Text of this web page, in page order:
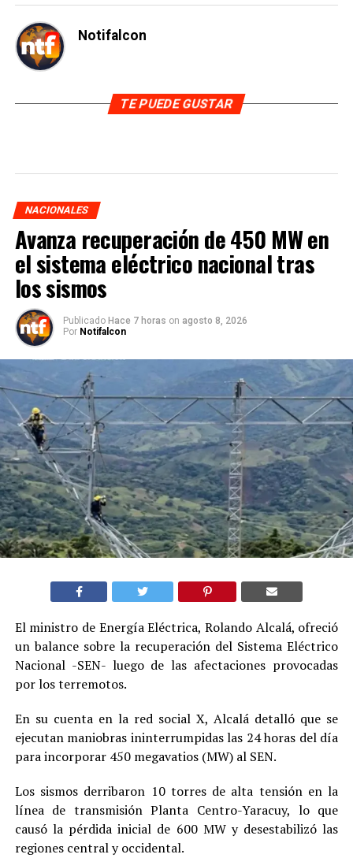
Notifalcon
TE PUEDE GUSTAR
NACIONALES
Avanza recuperación de 450 MW en
el sistema eléctrico nacional tras
los sismos
Publicado Hace 7 horas on agosto 8, 2026
Por Notifalcon
El ministro de Energía Eléctrica, Rolando Alcalá, ofreció
un balance sobre la recuperación del Sistema Eléctrico
Nacional -SEN- luego de las afectaciones provocadas
por los terremotos.
En su cuenta en la red social X, Alcalá detalló que se
ejecutan maniobras ininterrumpidas las 24 horas del día
para incorporar 450 megavatios (MW) al SEN.
Los sismos derribaron 10 torres de alta tensión en la
línea de transmisión Planta Centro-Yaracuy, lo que
causó la pérdida inicial de 600 MW y desestabilizó las
regiones central y occidental.